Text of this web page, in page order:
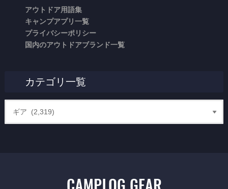
アウトドア用語集
キャンプアプリ一覧
プライバシーポリシー
国内のアウトドアブランド一覧
カテゴリ一覧